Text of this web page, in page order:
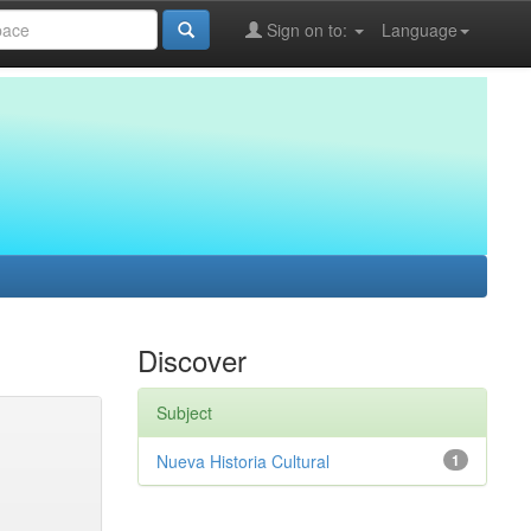
Language
Sign on to:
Discover
Subject
1
Nueva Historia Cultural